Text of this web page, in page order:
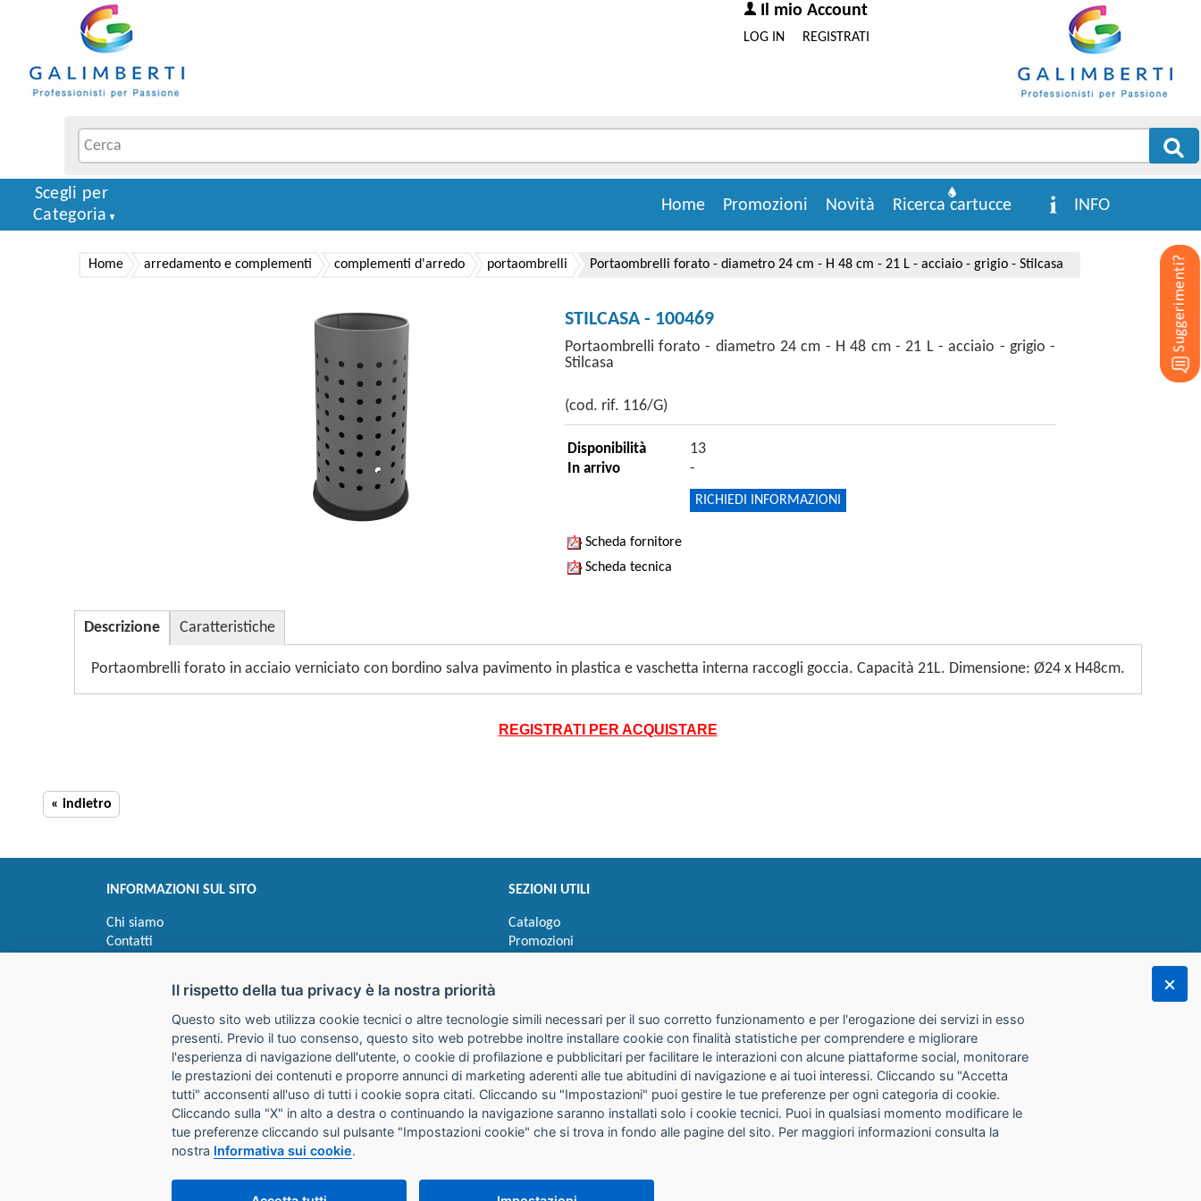
Il mio Account
REGISTRATI
LOG IN
INFO
Ricerca cartucce
Novità
Promozioni
Home
Scegli per
Categoria
Home arredamento e complementi complementi d'arredo portaombrelli Portaombrelli forato - diametro 24 cm - H 48 cm - 21 L - acciaio - grigio - Stilcasa
STILCASA - 100469
Portaombrelli forato - diametro 24 cm - H 48 cm - 21 L - acciaio - grigio -
Stilcasa
(cod. rif. 116/G)
Disponibilità 13
In arrivo -
RICHIEDI INFORMAZIONI
Scheda fornitore
Scheda tecnica
Descrizione Caratteristiche
Portaombrelli forato in acciaio verniciato con bordino salva pavimento in plastica e vaschetta interna raccogli goccia. Capacità 21L. Dimensione: Ø24 x H48cm.
REGISTRATI PER ACQUISTARE
« indietro
INFORMAZIONI SUL SITO
Chi siamo
Contatti
Impostazioni cookie
SEZIONI UTILI
Catalogo
Promozioni
I prezzi indicati si intendono IVA esclusa
GALIMBERTI S.r.L.
Via Giovanni Quarena 220/A 25085 Gavardo (BS)
Email:store@galimbertiweb.it PEC:galimberti@pec.galimbertiweb.it
Il rispetto della tua privacy è la nostra priorità
Questo sito web utilizza cookie tecnici o altre tecnologie simili necessari per il suo corretto funzionamento e per l'erogazione dei servizi in esso
presenti. Previo il tuo consenso, questo sito web potrebbe inoltre installare cookie con finalità statistiche per comprendere e migliorare
l'esperienza di navigazione dell'utente, o cookie di profilazione e pubblicitari per facilitare le interazioni con alcune piattaforme social, monitorare
le prestazioni dei contenuti e proporre annunci di marketing aderenti alle tue abitudini di navigazione e ai tuoi interessi. Cliccando su "Accetta
tutti" acconsenti all'uso di tutti i cookie sopra citati. Cliccando su "Impostazioni" puoi gestire le tue preferenze per ogni categoria di cookie.
Cliccando sulla "X" in alto a destra o continuando la navigazione saranno installati solo i cookie tecnici. Puoi in qualsiasi momento modificare le
tue preferenze cliccando sul pulsante "Impostazioni cookie" che si trova in fondo alle pagine del sito. Per maggiori informazioni consulta la
nostra Informativa sui cookie.